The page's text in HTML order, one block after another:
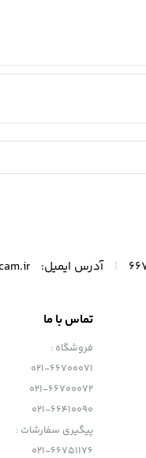
آدرس ایمیل:
تماس با ما
فروشگاه :
021-66700071
021-66700072
021-66410090
پیگیری سفارشات :
021-66751176